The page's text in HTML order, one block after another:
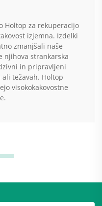
Holtop za rekuperacijo
izjemna. Izdelki
zmanjšali naše
njihova strankarska
in pripravljeni
težavah. Holtop
visokokakovostne